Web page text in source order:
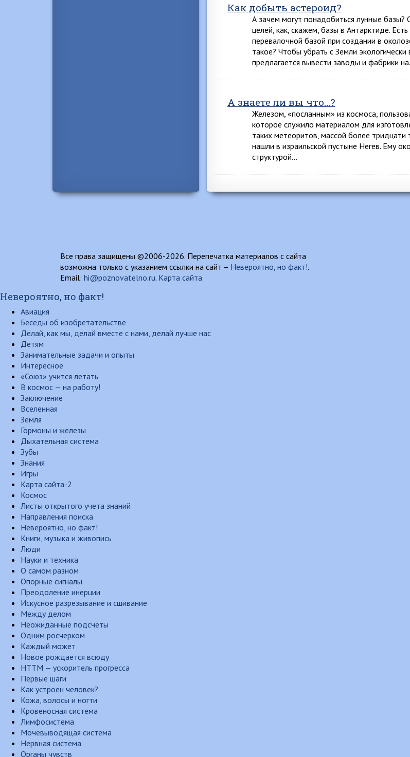
Как добыть астероид?
А зачем могут понадобиться лунные базы?
целей, как, скажем, базы в Антарктиде.
перевалочной базой при создании в
такое? Чтобы убрать с Земли
предлагается вывести заводы и фабрики
А знаете ли вы что…?
Железом, «посланным» из космоса,
которое служило материалом для
таких метеоритов, массой более
нашли в израильской пустыне Негев. Ему
структурой…
Все права защищены ©2006-2026. Перепечатка материалов с сайта
возможна только с указанием ссылки на сайт – Невероятно, но факт!.
Email: hi@poznovatelno.ru. Карта сайта
Невероятно, но факт!
Авиация
Беседы об изобретательстве
Делай, как мы, делай вместе с нами, делай лучше нас
Детям
Занимательные задачи и опыты
Интересное
«Союз» учится летать
В космос — на работу!
Заключение
Вселенная
Земля
Гормоны и железы
Дыхательная система
Зубы
Знания
Игры
Карта сайта-2
Космос
Листы открытого учета знаний
Направления поиска
Невероятно, но факт!
Книги, музыка и живопись
Люди
Науки и техника
О самом разном
Опорные сигналы
Преодоление инерции
Искусное разрезывание и сшивание
Между делом
Неожиданные подсчеты
Одним росчерком
Каждый может
Новое рождается всюду
НТТМ — ускоритель прогресса
Первые шаги
Как устроен человек?
Кожа, волосы и ногти
Кровеносная система
Лимфосистема
Мочевыводящая система
Нервная система
Органы чувств